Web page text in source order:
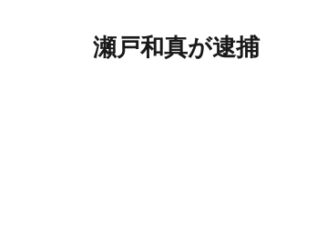
瀬戸和真が逮捕